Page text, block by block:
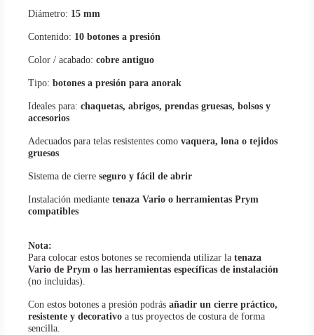
Diámetro: 15 mm
Contenido: 10 botones a presión
Color / acabado: cobre antiguo
Tipo: botones a presión para anorak
Ideales para: chaquetas, abrigos, prendas gruesas, bolsos y
accesorios
Adecuados para telas resistentes como vaquera, lona o tejidos
gruesos
Sistema de cierre seguro y fácil de abrir
Instalación mediante tenaza Vario o herramientas Prym
compatibles
Nota:
Para colocar estos botones se recomienda utilizar la tenaza
Vario de Prym o las herramientas específicas de instalación
(no incluidas).
Con estos botones a presión podrás añadir un cierre práctico,
resistente y decorativo a tus proyectos de costura de forma
sencilla.